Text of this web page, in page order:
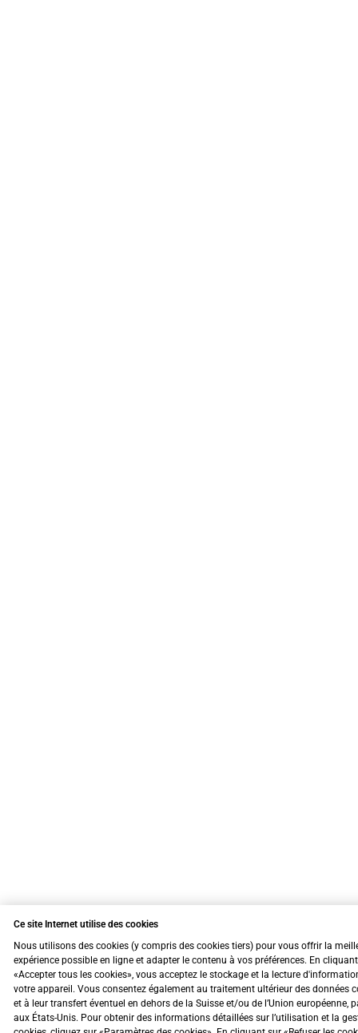
Ce site Internet utilise des cookies
Nous utilisons des cookies (y compris des cookies tiers) pour vous offrir la
expérience possible en ligne et adapter le contenu à vos préférences. En
«Accepter tous les cookies», vous acceptez le stockage et la lecture
votre appareil. Vous consentez également au traitement ultérieur des données
et à leur transfert éventuel en dehors de la Suisse et/ou de l’Union européenne,
aux États-Unis. Pour obtenir des informations détaillées sur l’utilisation et la